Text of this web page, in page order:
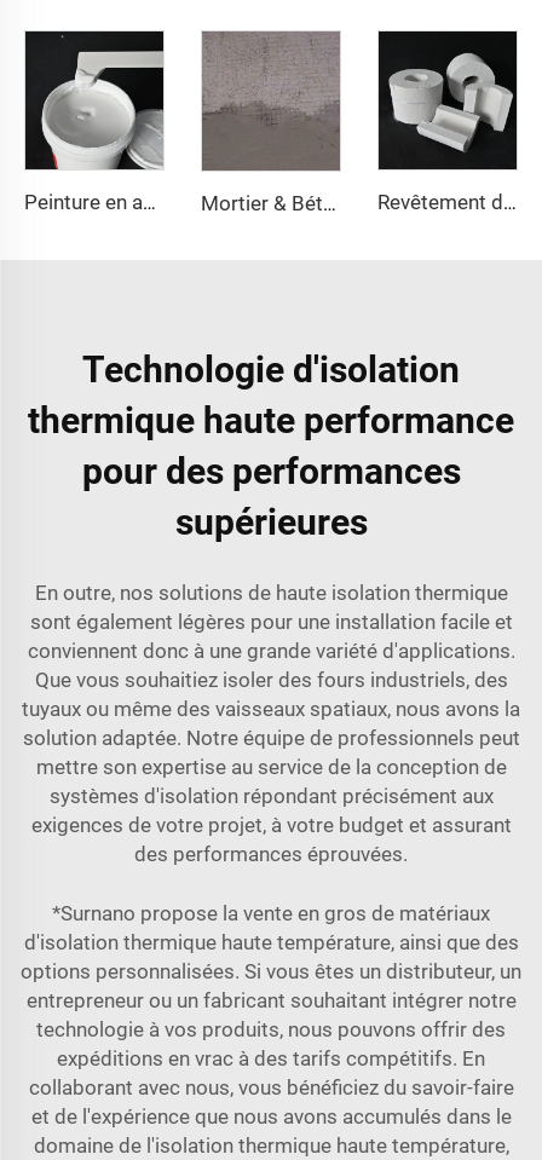
Peinture en aérogel Mortier & Béton à l'Aérogel Revêtement de conduite en aérogel
Technologie d'isolation
thermique haute performance
pour des performances
supérieures
En outre, nos solutions de haute isolation thermique
sont également légères pour une installation facile et
conviennent donc à une grande variété d'applications.
Que vous souhaitiez isoler des fours industriels, des
tuyaux ou même des vaisseaux spatiaux, nous avons la
solution adaptée. Notre équipe de professionnels peut
mettre son expertise au service de la conception de
systèmes d'isolation répondant précisément aux
exigences de votre projet, à votre budget et assurant
des performances éprouvées.
*Surnano propose la vente en gros de matériaux
d'isolation thermique haute température, ainsi que des
options personnalisées. Si vous êtes un distributeur, un
entrepreneur ou un fabricant souhaitant intégrer notre
technologie à vos produits, nous pouvons offrir des
expéditions en vrac à des tarifs compétitifs. En
collaborant avec nous, vous bénéficiez du savoir-faire
et de l'expérience que nous avons accumulés dans le
domaine de l'isolation thermique haute température,